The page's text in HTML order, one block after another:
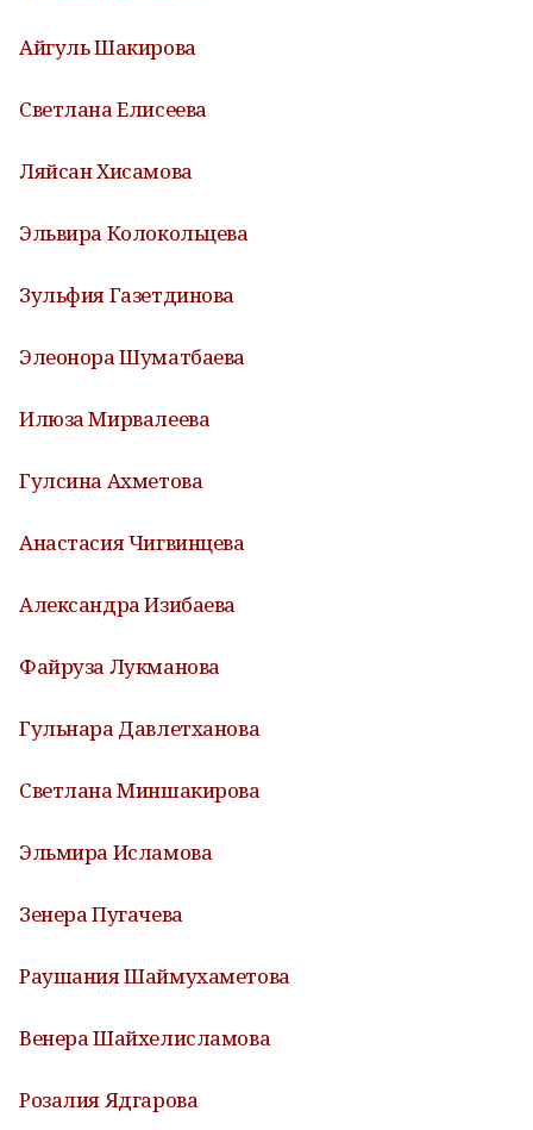
Айгуль Шакирова
Светлана Елисеева
Ляйсан Хисамова
Эльвира Колокольцева
Зульфия Газетдинова
Элеонора Шуматбаева
Илюза Мирвалеева
Гулсина Ахметова
Анастасия Чигвинцева
Александра Изибаева
Файруза Лукманова
Гульнара Давлетханова
Светлана Миншакирова
Эльмира Исламова
Зенера Пугачева
Раушания Шаймухаметова
Венера Шайхелисламова
Розалия Ядгарова